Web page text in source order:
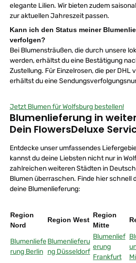
elegante Lilien. Wir bieten zudem
zur aktuellen Jahreszeit passen.
Kann ich den Status meiner
verfolgen?
Bei Blumensträußen, die durch unsere
werden, erhältst du eine Bestätigung
Zustellung. Für Einzelrosen, die per DHL
erhältst du eine
Jetzt Blumen für Wolfsburg bestellen!
Blumenlieferung in
Dein FlowersDeluxe
Entdecke unser umfassendes
kannst du deine Liebsten nicht nur in
zahlreichen weiteren Städten in
Blumen überraschen. Finde hier schnell
deine Blumenlieferung:
Region
Nord
Region West
Region
Mitte
Blumenliefe
rung Berlin
Blumenlieferu
ng Düsseldorf
Blumenlief
erung
Frankfurt